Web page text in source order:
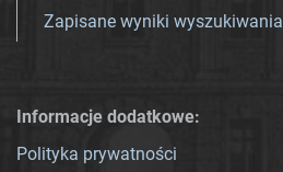
Zapisane wyniki wyszukiwania
Informacje dodatkowe:
Polityka prywatności